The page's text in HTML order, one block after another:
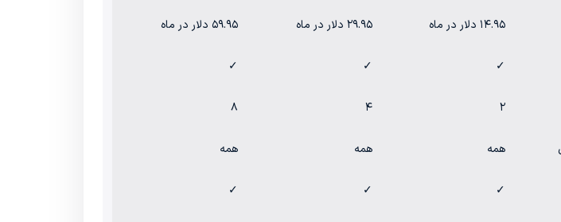
۱۴.۹۵ دلار در ماه ۲۹.۹۵ دلار در ماه ۵۹.۹۵ دلار در ماه
✓
✓
✓
۲ ۴ ۸
همه همه همه
✓
✓
✓